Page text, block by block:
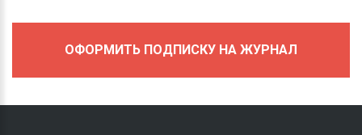
ОФОРМИТЬ ПОДПИСКУ НА ЖУРНАЛ